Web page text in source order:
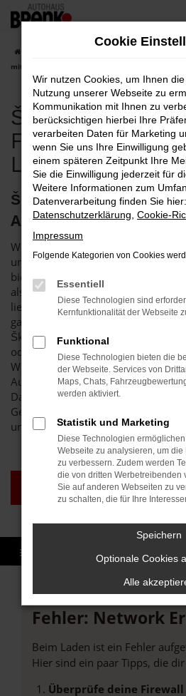
Zum
springen
mit Lieferservice nach Pforzheim
Škoda Pforzheim,
Fabia Angebote
Lieferservice
Škoda Fabia in
Autohaus Brenk steht
Wenn Sie einen Škoda Fabia
unterwegs zu sein, sollten wir ins
bieten Ihnen dieses rundum
als Neuwagen als auch als günstige
lieber in ein gut eingefahrenes
ganz sicher bei unserem breit
Škoda Fabia Gebrauchtwagen und
oder ihre Kosten. Wir lassen die
Wunsch auch zu einer Lieferung
Autohaus Brenk steht für Vielfalt
Darüber hinaus sichern wir Ihnen
Gebrauchtwagenbereich eine
unserer Fahrzeuge zu.
TAGESZULASSUNG
PFORZHEIM
Fehler: Network
Beim Laden ist ein Fehler
Hier sind ein paar Tipps, die
Überprüfe deine
Cookie
Wir nutzen Cookies, um Ihnen
Nutzung unserer Webseite zu
Kommunikation mit Ihnen zu
berücksichtigen hierbei Ihre
verarbeiten Daten für Marketing
wenn Sie uns Ihre Einwilligung
einem späteren Zeitpunkt Ihre
Sie die Einwilligung jederzeit für
Weitere Informationen zum
Datenverarbeitung finden Sie hier:
Datenschutzerklärung Cookie-
Impressum
Folgende Kategorien von Cookies
Essentiell
Diese Technologien sind
Kernfunktionalität der Webseite
Funktional
Diese Technologien bieten die
der Webseite. Services von
Maps, Chats,
werden aktiviert.
Statistik und Marketing
Diese Technologien
Webseite zu analysieren, um die
zu verbessern. Zudem werden
die von dritten Werbetreibenden
Sie auf anderen Webseiten zu
zu schalten, die für Ihre
Speichern
Optionale Cookies
Alle